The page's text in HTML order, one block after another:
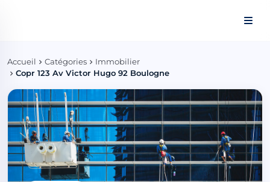
Accueil Catégories
Immobilier
Copr 123 Av Victor Hugo 92 Boulogne